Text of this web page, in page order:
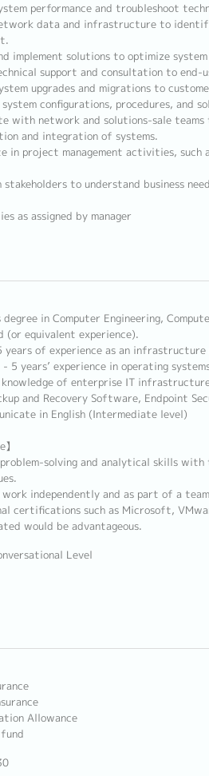
performance and troubleshoot
data and infrastructure to
implement solutions to optimize
support and consultation to end-
upgrades and migrations to
system configurations, procedures, and
with network and solutions-sale teams
and integration of systems.
in project management activities, such
stakeholders to understand business
as assigned by manager
degree in Computer Engineering,
(or equivalent experience).
years of experience as an
5 years’ experience in operating
of enterprise IT
and Recovery Software, Endpoint
in English (Intermediate level)
solving and analytical skills
independently and as part of a
certifications such as Microsoft,
would be advantageous.
Level
Allowance